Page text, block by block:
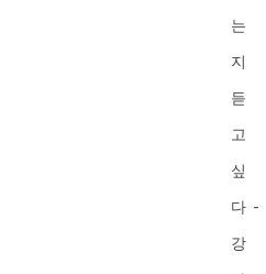
는
지
듣
고
싶
다 -
강